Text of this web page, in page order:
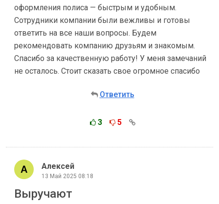
оформления полиса — быстрым и удобным.
Сотрудники компании были вежливы и готовы
ответить на все наши вопросы. Будем
рекомендовать компанию друзьям и знакомым.
Спасибо за качественную работу! У меня замечаний
не осталось. Стоит сказать свое огромное спасибо
Ответить
3 5
Алексей
13 Май 2025 08:18
Выручают